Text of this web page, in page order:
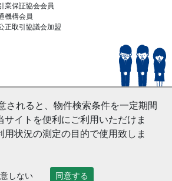
されると、物件検索条件を一定期間
サイトを便利にご利用いただけま
用状況の測定の目的で使用致しま
しない 同意する
業保証協会会員
機構会員
正取引協議会加盟
© HouseDoIzumo
Home Co.ltd All Rights Reserved.